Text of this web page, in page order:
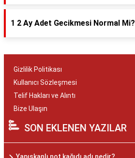
1 2 Ay Adet Gecikmesi Normal Mi?
Gizlilik Politikası
Kullanıcı Sözleşmesi
Telif Hakları ve Alıntı
Bize Ulaşın
SON EKLENEN YAZILAR